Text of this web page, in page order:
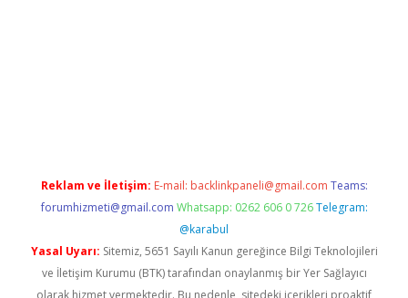
Reklam ve İletişim: E-mail: backlinkpaneli@gmail.com Teams:
forumhizmeti@gmail.com Whatsapp: 0262 606 0 726 Telegram:
@karabul
Yasal Uyarı: Sitemiz, 5651 Sayılı Kanun gereğince Bilgi Teknolojileri
ve İletişim Kurumu (BTK) tarafından onaylanmış bir Yer Sağlayıcı
olarak hizmet vermektedir. Bu nedenle, sitedeki içerikleri proaktif